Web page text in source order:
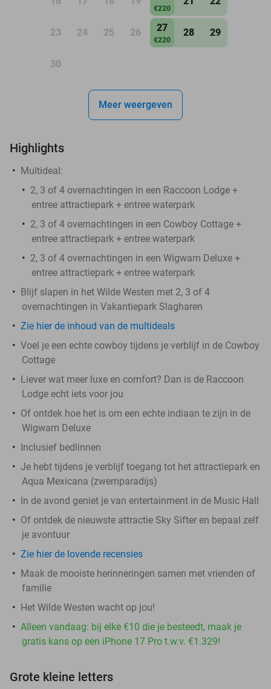
€220
23 24 25 26 27
€220
28 29
30
Meer weergeven
Highlights
Multideal:
2, 3 of 4 overnachtingen in een Raccoon Lodge +
entree attractiepark + entree waterpark
2, 3 of 4 overnachtingen in een Cowboy Cottage +
entree attractiepark + entree waterpark
2, 3 of 4 overnachtingen in een Wigwam Deluxe +
entree attractiepark + entree waterpark
Blijf slapen in het Wilde Westen met 2, 3 of 4
overnachtingen in Vakantiepark Slagharen
Zie hier de inhoud van de multideals
Voel je een echte cowboy tijdens je verblijf in de Cowboy
Cottage
Liever wat meer luxe en comfort? Dan is de Raccoon
Lodge echt iets voor jou
Of ontdek hoe het is om een echte indiaan te zijn in de
Wigwam Deluxe
Inclusief bedlinnen
Je hebt tijdens je verblijf toegang tot het attractiepark en
Aqua Mexicana (zwemparadijs)
In de avond geniet je van entertainment in de Music Hall
Of ontdek de nieuwste attractie Sky Sifter en bepaal zelf
je avontuur
Zie hier de lovende recensies
Maak de mooiste herinneringen samen met vrienden of
familie
Het Wilde Westen wacht op jou!
Alleen vandaag: bij elke €10 die je besteedt, maak je
gratis kans op een iPhone 17 Pro t.w.v. €1.329!
Grote kleine letters